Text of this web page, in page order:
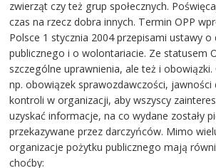
zwierząt czy też grup społecznych.
czas na rzecz dobra innych. Termin OPP
Polsce 1 stycznia 2004 przepisami ustawy o
publicznego i o wolontariacie. Ze statusem
szczególne uprawnienia, ale też i
np. obowiązek sprawozdawczości, jawności
kontroli w organizacji, aby wszyscy
uzyskać informacje, na co wydane zostały
przekazywane przez darczyńców. Mimo
organizacje pożytku publicznego mają
choćby: